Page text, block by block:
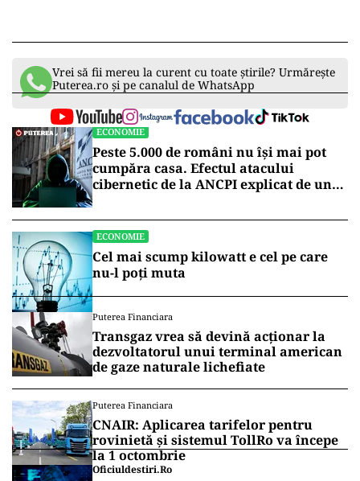
Vrei să fii mereu la curent cu toate știrile? Urmărește
Puterea.ro și pe canalul de WhatsApp
ECONOMIE
Peste 5.000 de români nu își mai pot
cumpăra casa. Efectul atacului
cibernetic de la ANCPI explicat de un
ECONOMIE
Cel mai scump kilowatt e cel pe care
nu-l poți muta
Puterea Financiara
Transgaz vrea să devină acționar la
dezvoltatorul unui terminal american
de gaze naturale lichefiate
Puterea Financiara
CNAIR: Aplicarea tarifelor pentru
rovinietă și sistemul TollRo va începe
la 1 octombrie
Oficiuldestiri.ro